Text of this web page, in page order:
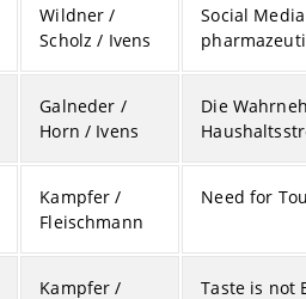
Wildner /
Scholz / Ivens
Social
Galneder /
Horn / Ivens
Die
Kampfer /
Fleischmann
Need for
Kampfer / Taste is not